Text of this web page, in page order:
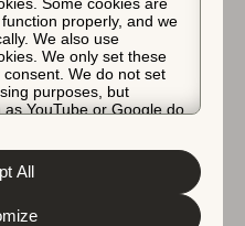
properly, and we
We also use
We only set these
We do not set
purposes, but
YouTube or Google do.
data and the
read our
your cookie settings
“Customize” button.
All
를 심층 분석합니다.